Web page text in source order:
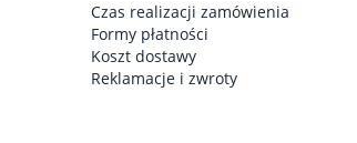
Czas realizacji zamówienia
Formy płatności
Koszt dostawy
Reklamacje i zwroty